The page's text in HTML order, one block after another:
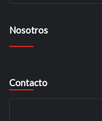
Nosotros
Contacto